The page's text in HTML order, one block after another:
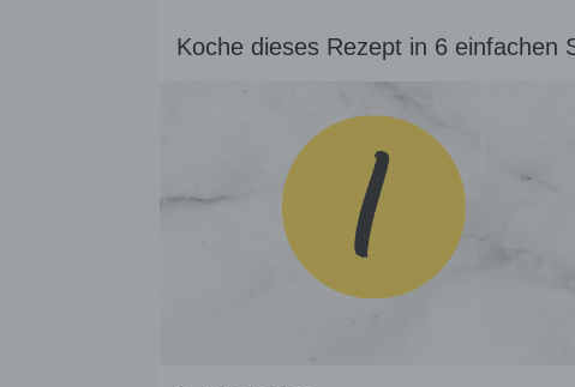
Koche dieses Rezept in 6 einfachen